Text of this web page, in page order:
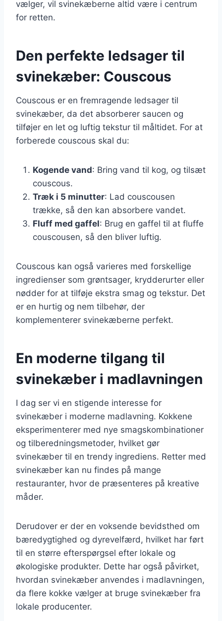
vælger, vil svinekæberne altid være i centrum
for retten.
Den perfekte ledsager til
svinekæber: Couscous
Couscous er en fremragende ledsager til
svinekæber, da det absorberer saucen og
tilføjer en let og luftig tekstur til måltidet. For at
forberede couscous skal du:
Kogende vand: Bring vand til kog, og tilsæt
couscous.
Træk i 5 minutter: Lad couscousen
trække, så den kan absorbere vandet.
Fluff med gaffel: Brug en gaffel til at fluffe
couscousen, så den bliver luftig.
Couscous kan også varieres med forskellige
ingredienser som grøntsager, krydderurter eller
nødder for at tilføje ekstra smag og tekstur. Det
er en hurtig og nem tilbehør, der
komplementerer svinekæberne perfekt.
En moderne tilgang til
svinekæber i madlavningen
I dag ser vi en stigende interesse for
svinekæber i moderne madlavning. Kokkene
eksperimenterer med nye smagskombinationer
og tilberedningsmetoder, hvilket gør
svinekæber til en trendy ingrediens. Retter med
svinekæber kan nu findes på mange
restauranter, hvor de præsenteres på kreative
måder.
Derudover er der en voksende bevidsthed om
bæredygtighed og dyrevelfærd, hvilket har ført
til en større efterspørgsel efter lokale og
økologiske produkter. Dette har også påvirket,
hvordan svinekæber anvendes i madlavningen,
da flere kokke vælger at bruge svinekæber fra
lokale producenter.